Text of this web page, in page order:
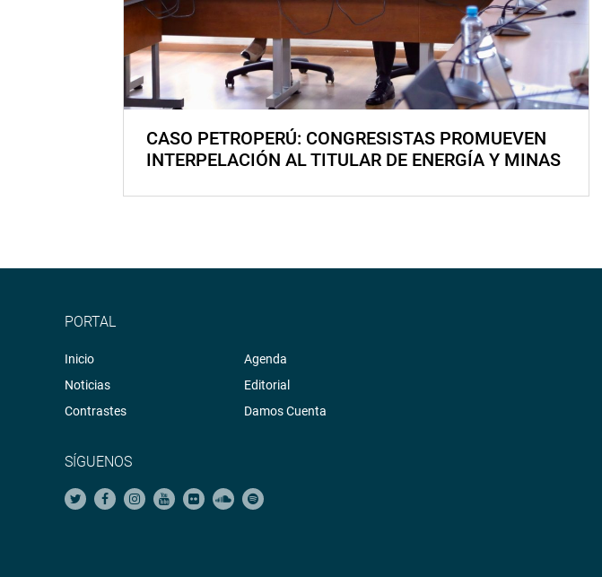
CASO PETROPERÚ: CONGRESISTAS PROMUEVEN
INTERPELACIÓN AL TITULAR DE ENERGÍA Y MINAS
PORTAL
Inicio
Noticias
Contrastes
Agenda
Editorial
Damos Cuenta
SÍGUENOS